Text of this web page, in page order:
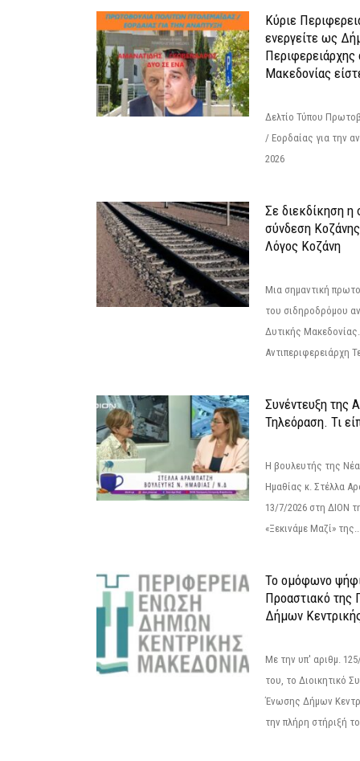
Κύριε
ενεργείτε ως
Περιφερειάρχης
Μακεδονίας
Δελτίο Τύπου
/ Εορδαίας για την
2026
Σε διεκδίκηση η
σύνδεση
Λόγος Κοζάνη
Μια σημαντική
του σιδηροδρόμου
Δυτικής
Αντιπεριφερειάρχη
Συνέντευξη της
Τηλεόραση. Τι
Η βουλευτής της
Ημαθίας κ. Στέλλα
13/7/2026 στη ΔΙΟΝ
«Ξεκινάμε Μαζί»
Το ομόφωνο
Προαστιακό της
Δήμων
Με την υπ' αριθμ.
του, το Διοικητικό
Ένωσης Δήμων
την πλήρη στήριξή